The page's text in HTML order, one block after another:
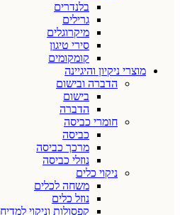
בלנדרים
גרילים
מיקרוגלים
סירי טיגון
קומקומים
מוצרי ניקיון והיגיינה
הדברה ובישום
בישום
הדברה
חומרי כביסה
כביסה
מרכך כביסה
נוזלי כביסה
ניקוי כלים
משחה לכלים
נוזל כלים
קפסולות וניקוי למדיח